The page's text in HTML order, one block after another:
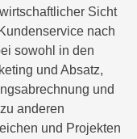
Sicht
nach
sowohl in den
und Absatz,
und
anderen
und Projekten